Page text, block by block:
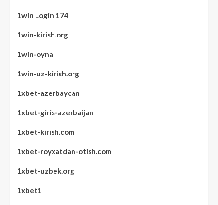
1win Login 174
1win-kirish.org
1win-oyna
1win-uz-kirish.org
1xbet-azerbaycan
1xbet-giris-azerbaijan
1xbet-kirish.com
1xbet-royxatdan-otish.com
1xbet-uzbek.org
1xbet1